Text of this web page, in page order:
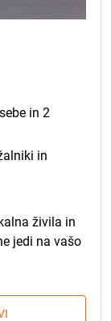
in 2
in
živila in
jedi na vašo